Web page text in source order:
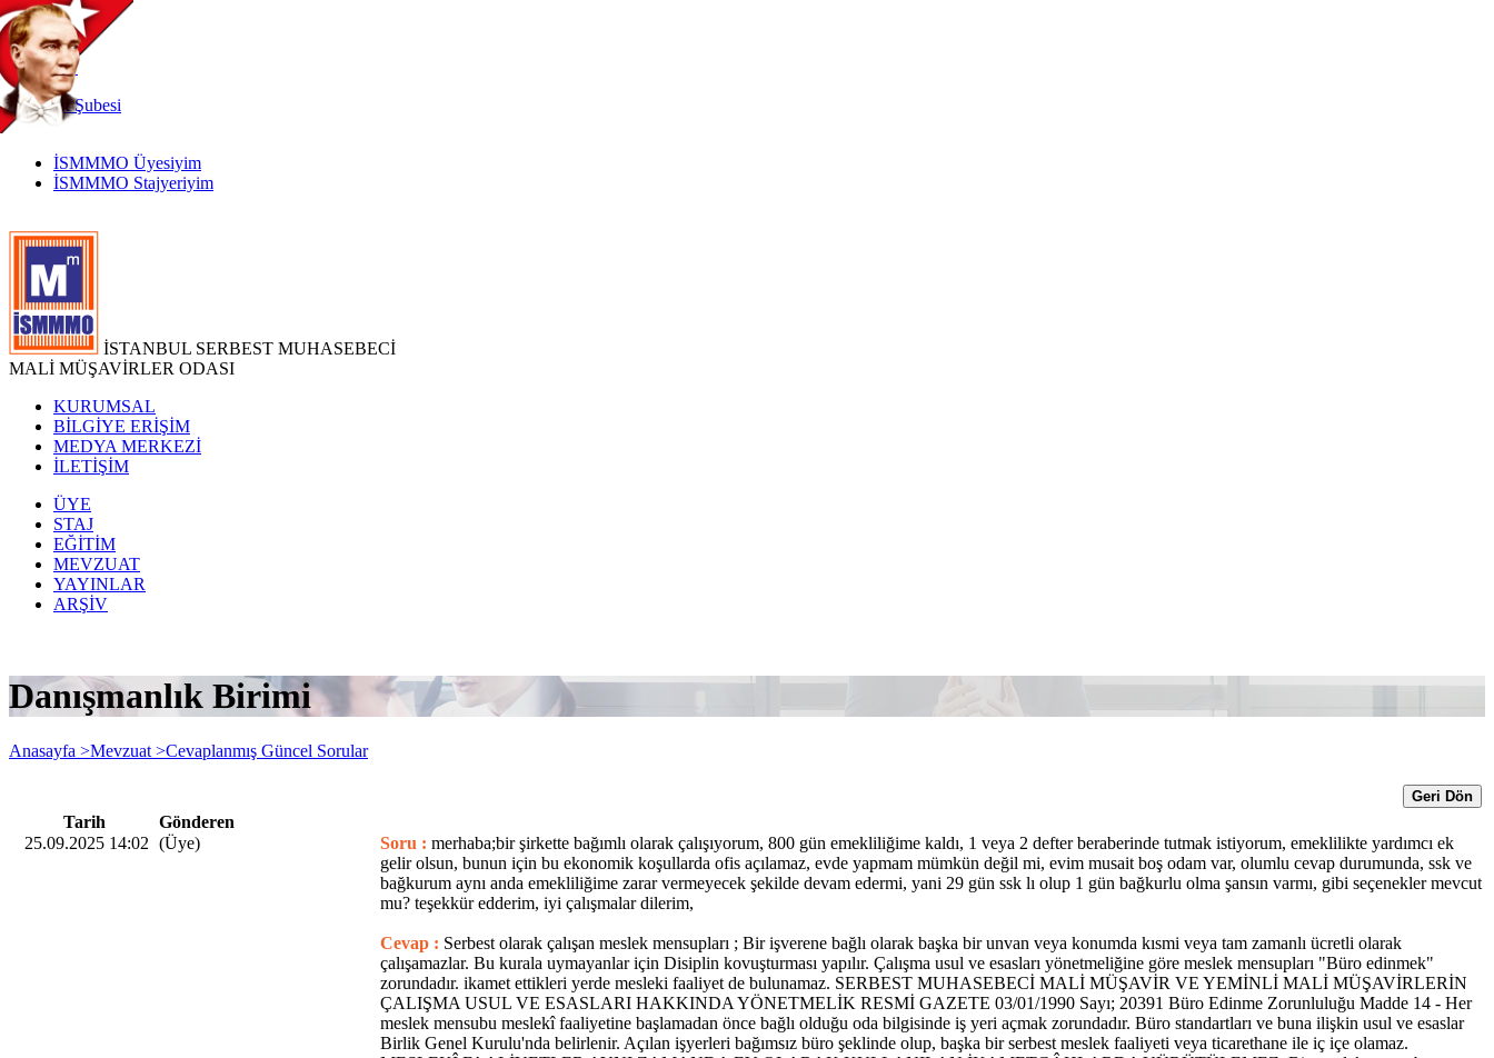
TR
|
EN
İnternetŞubesi
İSMMMO Üyesiyim
İSMMMO Stajyeriyim
İSTANBUL SERBEST MUHASEBECİ
MALİ MÜŞAVİRLER ODASI
KURUMSAL
BİLGİYE ERİŞİM
MEDYA MERKEZİ
İLETİŞİM
ÜYE
STAJ
EĞİTİM
MEVZUAT
YAYINLAR
ARŞİV
Danışmanlık Birimi
Anasayfa >Mevzuat >Cevaplanmış Güncel Sorular
Geri Dön
Tarih
Gönderen
25.09.2025 14:02 (Üye) Soru : merhaba;bir şirkette bağımlı olarak çalışıyorum, 800 gün emekliliğime kaldı, 1 veya 2 defter beraberinde tutmak istiyorum, emeklilikte yardımcı ek
gelir olsun, bunun için bu ekonomik koşullarda ofis açılamaz, evde yapmam mümkün değil mi, evim musait boş odam var, olumlu cevap durumunda, ssk ve
bağkurum aynı anda emekliliğime zarar vermeyecek şekilde devam edermi, yani 29 gün ssk lı olup 1 gün bağkurlu olma şansın varmı, gibi seçenekler mevcut
mu? teşekkür edderim, iyi çalışmalar dilerim,
Cevap : Serbest olarak çalışan meslek mensupları ; Bir işverene bağlı olarak başka bir unvan veya konumda kısmi veya tam zamanlı ücretli olarak
çalışamazlar. Bu kurala uymayanlar için Disiplin kovuşturması yapılır. Çalışma usul ve esasları yönetmeliğine göre meslek mensupları "Büro edinmek"
zorundadır. ikamet ettikleri yerde mesleki faaliyet de bulunamaz. SERBEST MUHASEBECİ MALİ MÜŞAVİR VE YEMİNLİ MALİ MÜŞAVİRLERİN
ÇALIŞMA USUL VE ESASLARI HAKKINDA YÖNETMELİK RESMİ GAZETE 03/01/1990 Sayı; 20391 Büro Edinme Zorunluluğu Madde 14 - Her
meslek mensubu meslekî faaliyetine başlamadan önce bağlı olduğu oda bilgisinde iş yeri açmak zorundadır. Büro standartları ve buna ilişkin usul ve esaslar
Birlik Genel Kurulu'nda belirlenir. Açılan işyerleri bağımsız büro şeklinde olup, başka bir serbest meslek faaliyeti veya ticarethane ile iç içe olamaz.